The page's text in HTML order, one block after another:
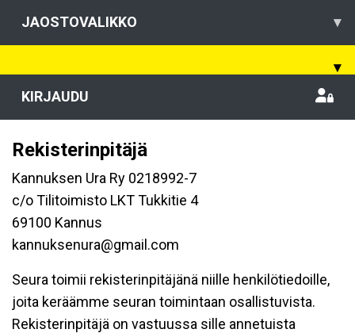
JAOSTOVALIKKO ▾
▾
KIRJAUDU
Rekisterinpitäjä
Kannuksen Ura Ry 0218992-7
c/o Tilitoimisto LKT Tukkitie 4
69100 Kannus
kannuksenura@gmail.com
Seura toimii rekisterinpitäjänä niille henkilötiedoille,
joita keräämme seuran toimintaan osallistuvista.
Rekisterinpitäjä on vastuussa sille annetuista